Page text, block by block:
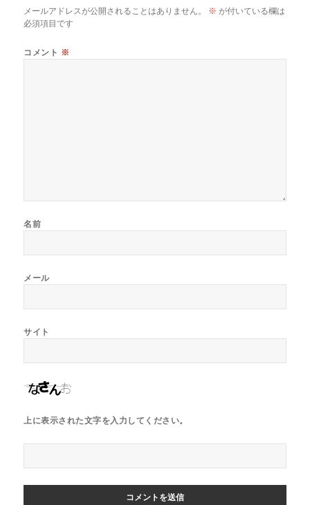
メールアドレスが公開されることはありません。 ※ が付いている欄は
必須項目です
コメント ※
名前
メール
サイト
上に表示された文字を入力してください。